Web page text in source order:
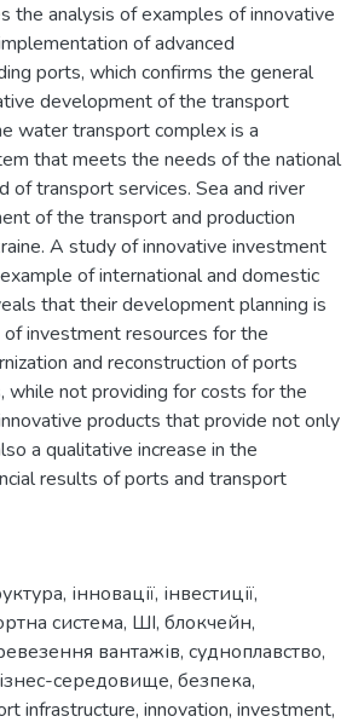
the analysis of examples of innovative
of advanced
ports, which confirms the general
development of the transport
water transport complex is a
that meets the needs of the national
of transport services. Sea and river
of the transport and production
A study of innovative investment
of international and domestic
that their development planning is
investment resources for the
and reconstruction of ports
while not providing for costs for the
products that provide not only
a qualitative increase in the
results of ports and transport
, інновації, інвестиції,
система, ШІ, блокчейн,
вантажів, судноплавство,
середовище, безпека,
infrastructure, innovation, investment,